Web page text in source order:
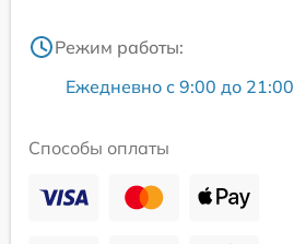
Режим работы:
Ежедневно с 9:00 до 21:00
Способы оплаты